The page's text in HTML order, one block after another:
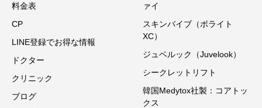
料金表
CP
LINE登録でお得な情報
ドクター
クリニック
ブログ
ァイ
スキンバイブ（ボライト
XC）
ジュベルック（Juvelook）
シークレットリフト
韓国Medytox社製：コアトッ
クス